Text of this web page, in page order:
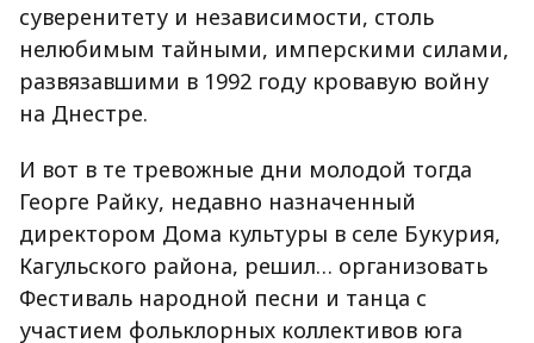
суверенитету и независимости, столь
нелюбимым тайными, имперскими силами,
развязавшими в 1992 году кровавую войну
на Днестре.
И вот в те тревожные дни молодой тогда
Георге Райку, недавно назначенный
директором Дома культуры в селе Букурия,
Кагульского района, решил… организовать
Фестиваль народной песни и танца с
участием фольклорных коллективов юга